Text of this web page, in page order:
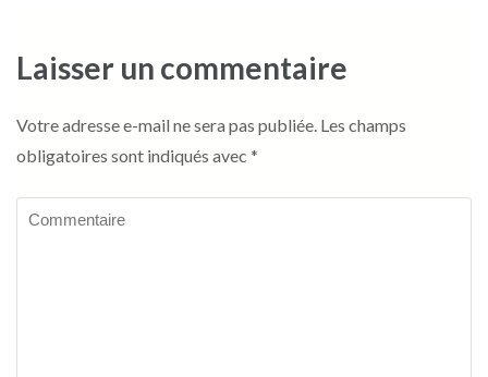
Laisser un commentaire
Votre adresse e-mail ne sera pas publiée. Les champs
obligatoires sont indiqués avec *
Commentaire